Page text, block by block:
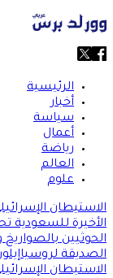
الرئيسية
أخبار
سياسة
أعمال
رياضة
العالم
علوم
الاستيطان
الأخيرة للسعودية
الحوثيين
الصديقة لروسيا
الاستيطان